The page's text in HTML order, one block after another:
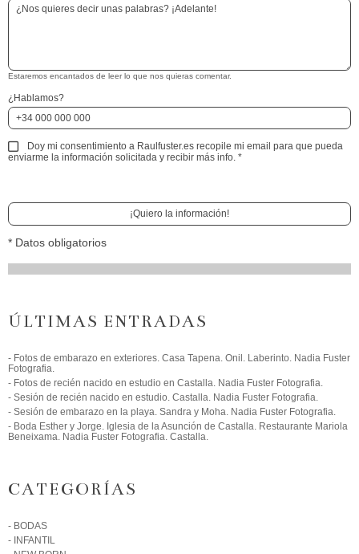
Estaremos encantados de leer lo que nos quieras comentar.
¿Hablamos?
Doy mi consentimiento a Raulfuster.es recopile mi email para que pueda
enviarme la información solicitada y recibir más info. *
¡Quiero la información!
* Datos obligatorios
ÚLTIMAS ENTRADAS
- Fotos de embarazo en exteriores. Casa Tapena. Onil. Laberinto. Nadia Fuster
Fotografia.
- Fotos de recién nacido en estudio en Castalla. Nadia Fuster Fotografia.
- Sesión de recién nacido en estudio. Castalla. Nadia Fuster Fotografia.
- Sesión de embarazo en la playa. Sandra y Moha. Nadia Fuster Fotografia.
- Boda Esther y Jorge. Iglesia de la Asunción de Castalla. Restaurante Mariola
Beneixama. Nadia Fuster Fotografia. Castalla.
CATEGORÍAS
- BODAS
- INFANTIL